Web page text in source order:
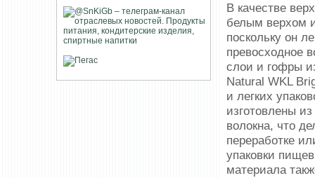
В качестве
белым верхом
поскольку он
превосходное
слои и гофры
Natural WKL
и легких
изготовлены
волокна, что
переработке
упаковки
материала